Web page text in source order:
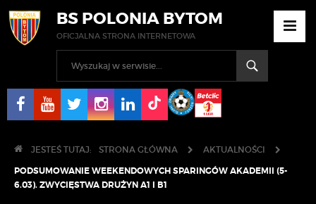
BS POLONIA BYTOM
OFICJALNA STRONA INTERNETOWA
JESTEŚ TUTAJ: STRONA GŁÓWNA AKTUALNOŚCI
PODSUMOWANIE WEEKENDOWYCH SPARINGÓW AKADEMII (5-
6.03). ZWYCIĘSTWA DRUŻYN A1 I B1